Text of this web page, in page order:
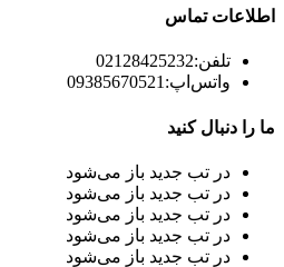
اطلاعات تماس
تلفن:02128425232
واتس‌اپ: 09385670521
ما را دنبال کنید
در تب جدید باز می‌شود
در تب جدید باز می‌شود
در تب جدید باز می‌شود
در تب جدید باز می‌شود
در تب جدید باز می‌شود